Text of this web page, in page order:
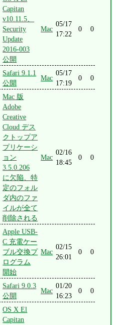
Capitan
v10.11.5、
Security
Update
2016-003
公開
Mac
05/17
17:22
0 0
Safari 9.1.1
公開
Mac
05/17
17:19
0 0
Mac 版
Adobe
Creative
Cloud デス
クトップア
プリケーシ
ョン
3.5.0.206
に欠陥、特
定のフォル
ダ内のファ
イルが全て
削除される
Mac
02/16
18:45
0 0
Apple USB-
C 充電ケー
ブル交換プ
ログラム
開始
Mac
02/15
26:01
0 0
Safari 9.0.3
公開
Mac
01/20
16:23
0 0
OS X El
Capitan